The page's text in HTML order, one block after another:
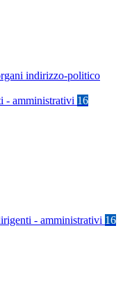
indirizzo-politico
- amministrativi 16
- amministrativi 16